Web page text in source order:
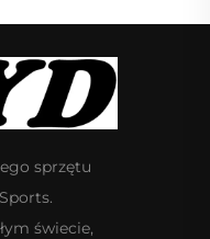
sprzętu
świecie,